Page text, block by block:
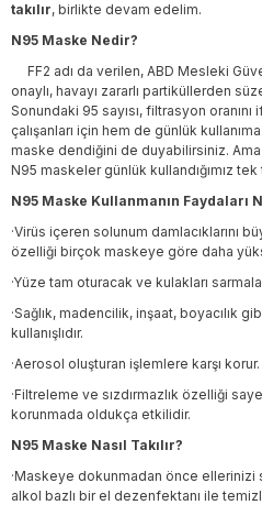
takılır, birlikte devam edelim.
N95 Maske Nedir?
FF2 adı da verilen, ABD Mesleki
onaylı, havayı zararlı partiküllerden
Sonundaki 95 sayısı, filtrasyon
çalışanları için hem de günlük
maske dendiğini de duyabilirsiniz.
N95 maskeler günlük kullandığımız
N95 Maske Kullanmanın Faydaları
·Virüs içeren solunum damlacıklarını
özelliği birçok maskeye göre daha
·Yüze tam oturacak ve kulakları
·Sağlık, madencilik, inşaat, boyacılık
kullanışlıdır.
·Aerosol oluşturan işlemlere karşı korur.
·Filtreleme ve sızdırmazlık özelliği
korunmada oldukça etkilidir.
N95 Maske Nasıl Takılır?
·Maskeye dokunmadan önce ellerinizi
alkol bazlı bir el dezenfektanı ile